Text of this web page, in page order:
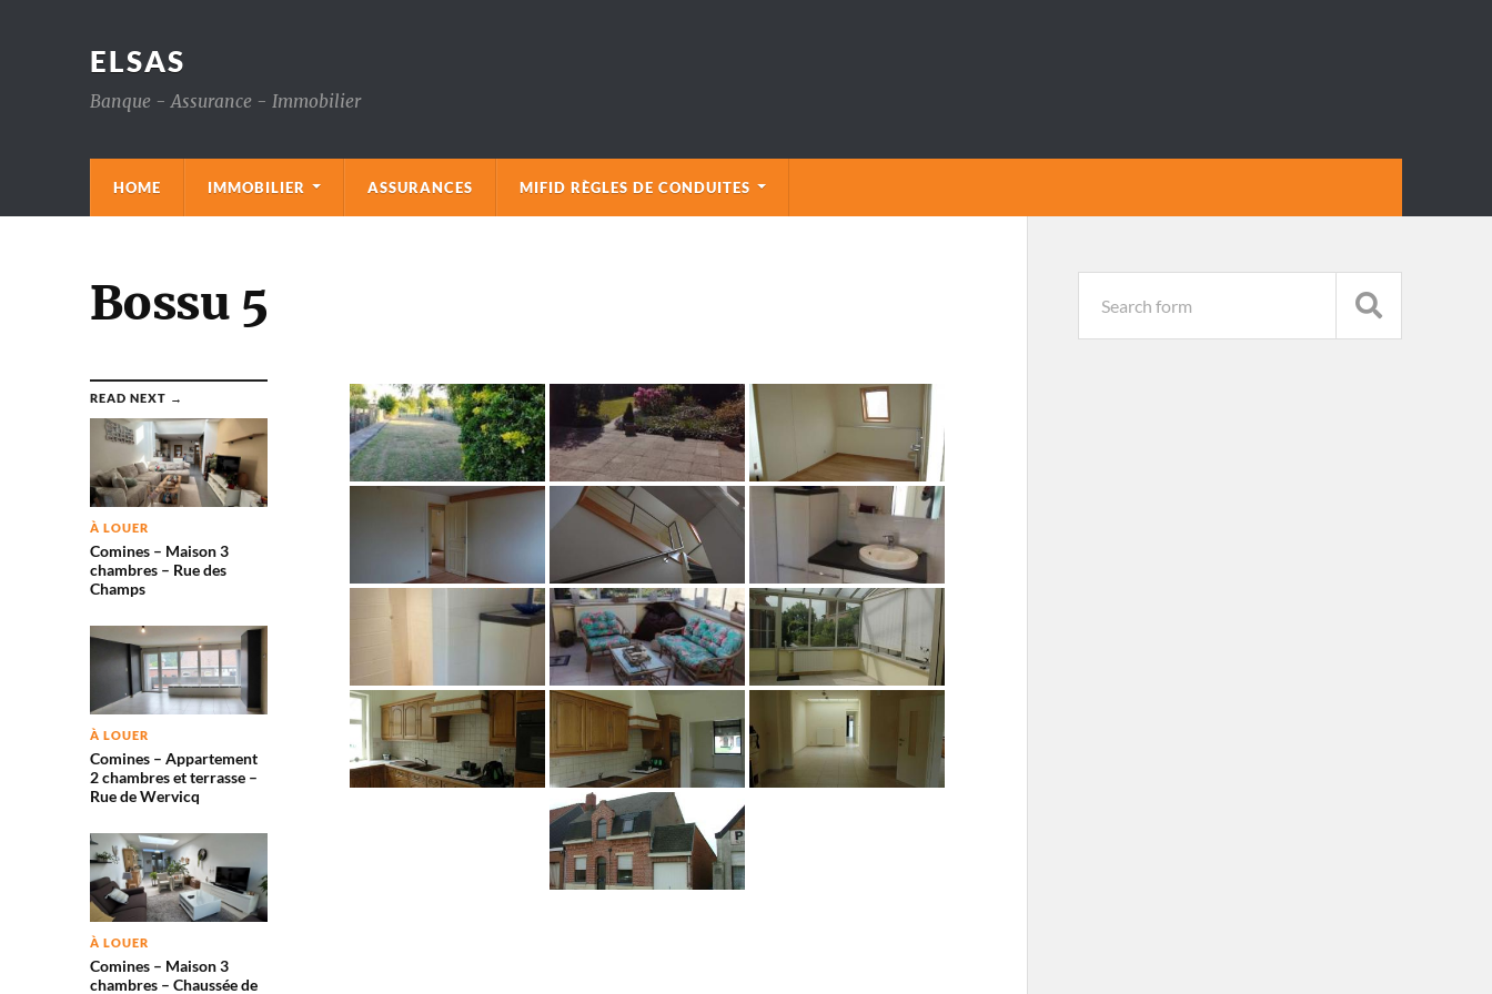
ELSAS
Banque - Assurance - Immobilier
HOME IMMOBILIER ASSURANCES MIFID RÈGLES DE CONDUITES
Bossu 5
READ NEXT →
À LOUER
Comines – Maison 3
chambres – Rue des
Champs
À LOUER
Comines – Appartement
2 chambres et terrasse –
Rue de Wervicq
À LOUER
Comines – Maison 3
chambres – Chaussée de